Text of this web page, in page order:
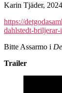
Karin Tjäder,
https://
dahlstedt-
Bitte Assarmo i
Trailer